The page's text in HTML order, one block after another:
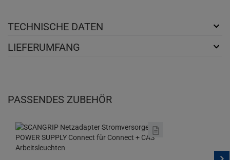
TECHNISCHE DATEN
LIEFERUMFANG
PASSENDES ZUBEHÖR